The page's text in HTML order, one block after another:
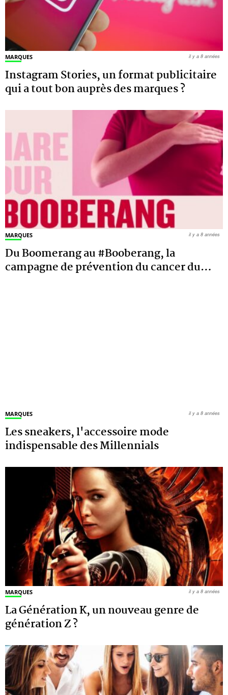
MARQUES
Instagram Stories, un format publicitaire
qui a tout bon auprès des marques ?
il y a 8 années
MARQUES
Du Boomerang au #Booberang, la
campagne de prévention du cancer du…
il y a 8 années
MARQUES
Les sneakers, l'accessoire mode
indispensable des Millennials
il y a 8 années
MARQUES
La Génération K, un nouveau genre de
génération Z ?
il y a 8 années